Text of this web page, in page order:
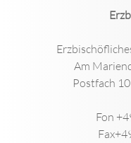
Am
Postfach
Fon